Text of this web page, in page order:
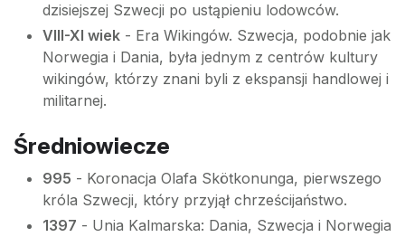
dzisiejszej Szwecji po ustąpieniu lodowców.
VIII-XI wiek - Era Wikingów. Szwecja, podobnie jak
Norwegia i Dania, była jednym z centrów kultury
wikingów, którzy znani byli z ekspansji handlowej i
militarnej.
Średniowiecze
995 - Koronacja Olafa Skötkonunga, pierwszego
króla Szwecji, który przyjął chrześcijaństwo.
1397 - Unia Kalmarska: Dania, Szwecja i Norwegia